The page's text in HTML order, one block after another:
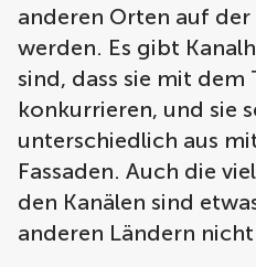
anderen Orten auf
werden. Es gibt
sind, dass sie mit dem
konkurrieren, und sie
unterschiedlich aus
Fassaden. Auch die
den Kanälen sind
anderen Ländern